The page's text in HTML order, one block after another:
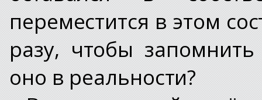
переместится в этом
разу, чтобы
оно в реальности?